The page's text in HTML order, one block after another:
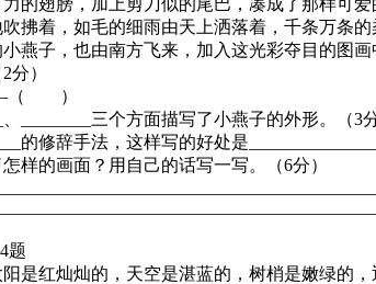
拂着，如毛的细雨由天上洒落着，千条万条
小燕子，也由南方飞来，加入这光彩夺目的
（2分）
（ ）
、________三个方面描写了小燕子的外形。
的修辞手法，这样写的好处是
怎样的画面？用自己的话写一写。（6分）
题
是红灿灿的，天空是湛蓝的，树梢是嫩绿的